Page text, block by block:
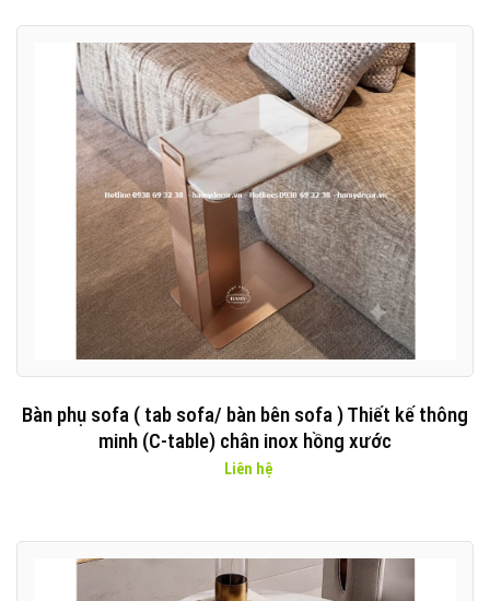
Bàn phụ sofa ( tab sofa/ bàn bên sofa ) Thiết kế thông
minh (C-table) chân inox hồng xước
Liên hệ